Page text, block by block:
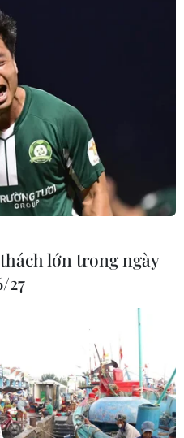
lớn trong ngày
27